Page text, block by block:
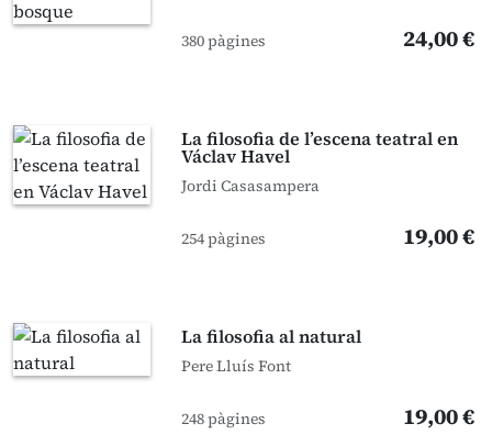
380 pàgines 24,00 €
La filosofia de l’escena teatral en
Václav Havel
Jordi Casasampera
254 pàgines 19,00 €
La filosofia al natural
Pere Lluís Font
248 pàgines 19,00 €